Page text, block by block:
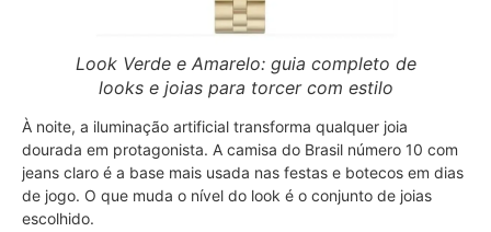
Look Verde e Amarelo: guia completo de
looks e joias para torcer com estilo
À noite, a iluminação artificial transforma qualquer joia
dourada em protagonista. A camisa do Brasil número 10 com
jeans claro é a base mais usada nas festas e botecos em dias
de jogo. O que muda o nível do look é o conjunto de joias
escolhido.